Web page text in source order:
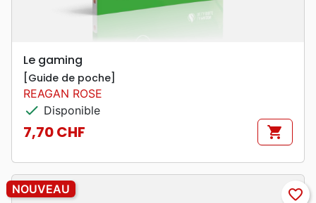
Le gaming
[Guide de poche]
REAGAN ROSE
check Disponible
Prix
7,70 CHF shopping_cart
NOUVEAU favorite_border